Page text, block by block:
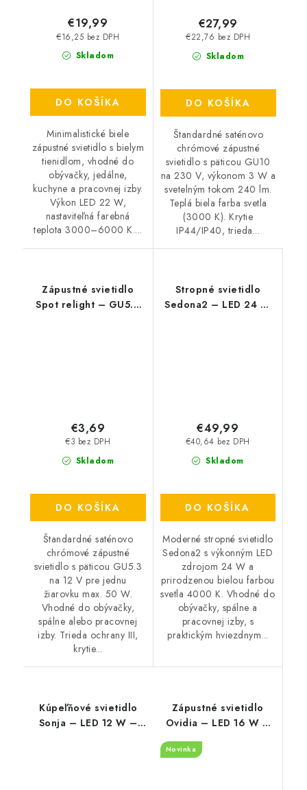
Skladom
€16,25 bez DPH
€19,99
DO KOŠÍKA
Minimalistické biele
zápustné svietidlo s bielym
tienidlom, vhodné do
obývačky, jedálne,
kuchyne a pracovnej izby.
Výkon LED 22 W,
nastaviteľná farebná
teplota 3000–6000 K....
Skladom
€22,76 bez DPH
€27,99
DO KOŠÍKA
Štandardné saténovo
chrómové zápustné
svietidlo s päticou GU10
na 230 V, výkonom 3 W a
svetelným tokom 240 lm.
Teplá biela farba svetla
(3000 K). Krytie
IP44/IP40, trieda...
Zápustné svietidlo
Spot relight – GU5.3
Skladom
€3 bez DPH
€3,69
DO KOŠÍKA
Štandardné saténovo
chrómové zápustné
svietidlo s päticou GU5.3
na 12 V pre jednu
žiarovku max. 50 W.
Vhodné do obývačky,
spálne alebo pracovnej
izby. Trieda ochrany III,
krytie...
Stropné svietidlo
Sedona2 – LED 24 W
Skladom
€40,64 bez DPH
€49,99
DO KOŠÍKA
Moderné stropné svietidlo
Sedona2 s výkonným LED
zdrojom 24 W a
prirodzenou bielou farbou
svetla 4000 K. Vhodné do
obývačky, spálne a
pracovnej izby, s
praktickým hviezdnym...
Kúpeľňové svietidlo
Sonja – LED 12 W –
Zápustné svietidlo
Ovidia – LED 16 W –
Novinka